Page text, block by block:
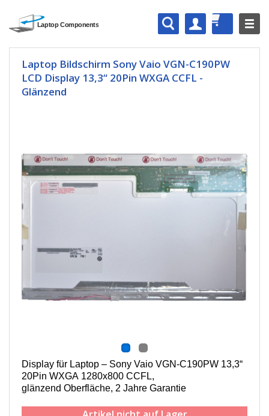
Laptop Bildschirm Sony Vaio VGN-C190PW
LCD Display 13,3“ 20Pin WXGA CCFL -
Glänzend
Display für Laptop – Sony Vaio VGN-C190PW 13,3“
20Pin WXGA 1280x800 CCFL,
g länzend Oberfläche, 2 Jahre Garantie